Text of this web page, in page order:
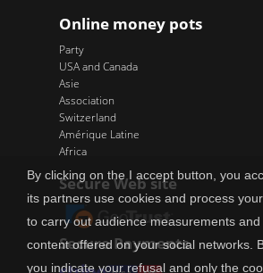
Online money pots
Party
USA and Canada
Asie
Association
Switzerland
Amérique Latine
Africa
Secure Web site
Secure Payments
By clicking on the I accept button, you
its partners use cookies and process
to carry out audience measurements
content offered on your social networks.
you indicate your refusal and only the